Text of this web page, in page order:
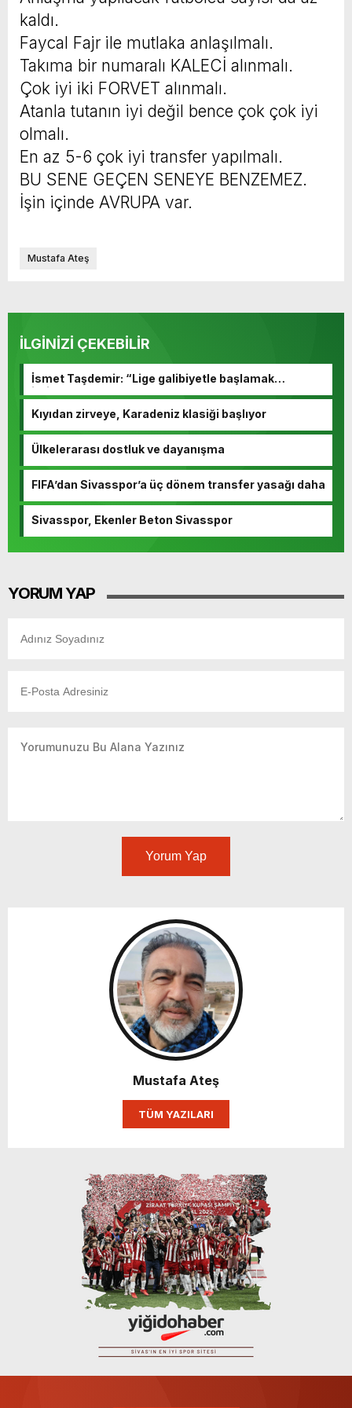
kaldı.
Faycal Fajr ile mutlaka anlaşılmalı.
Takıma bir numaralı KALECİ alınmalı.
Çok iyi iki FORVET alınmalı.
Atanla tutanın iyi değil bence çok çok iyi
olmalı.
En az 5-6 çok iyi transfer yapılmalı.
BU SENE GEÇEN SENEYE BENZEMEZ.
İşin içinde AVRUPA var.
Mustafa Ateş
İLGİNİZİ ÇEKEBİLİR
İsmet Taşdemir: “Lige galibiyetle başlamak
istiyoruz”
Kıyıdan zirveye, Karadeniz klasiği başlıyor
Ülkelerarası dostluk ve dayanışma
FIFA’dan Sivasspor’a üç dönem transfer yasağı daha
Sivasspor, Ekenler Beton Sivasspor
YORUM YAP
Yorum Yap
Mustafa Ateş
TÜM YAZILARI